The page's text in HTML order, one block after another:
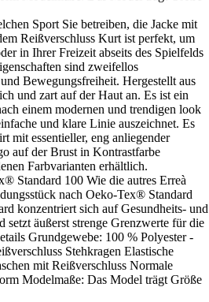
Sport Sie betreiben, die Jacke mit
Reißverschluss Kurt ist perfekt, um
in Ihrer Freizeit abseits des Spielfelds
sind zweifellos
Bewegungsfreiheit. Hergestellt aus
und zart auf der Haut an. Es ist ein
einem modernen und trendigen look
und klare Linie auszeichnet. Es
mit essentieller, eng anliegender
auf der Brust in Kontrastfarbe
Farbvarianten erhältlich.
Standard 100 Wie die autres Erreà
nach Oeko-Tex® Standard
konzentriert sich auf Gesundheits- und
setzt äußerst strenge Grenzwerte für die
Grundgewebe: 100 % Polyester -
Stehkragen Elastische
mit Reißverschluss Normale
Modelmaße: Das Model trägt Größe